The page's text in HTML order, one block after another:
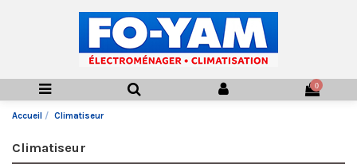
0
Accueil Climatiseur
Climatiseur